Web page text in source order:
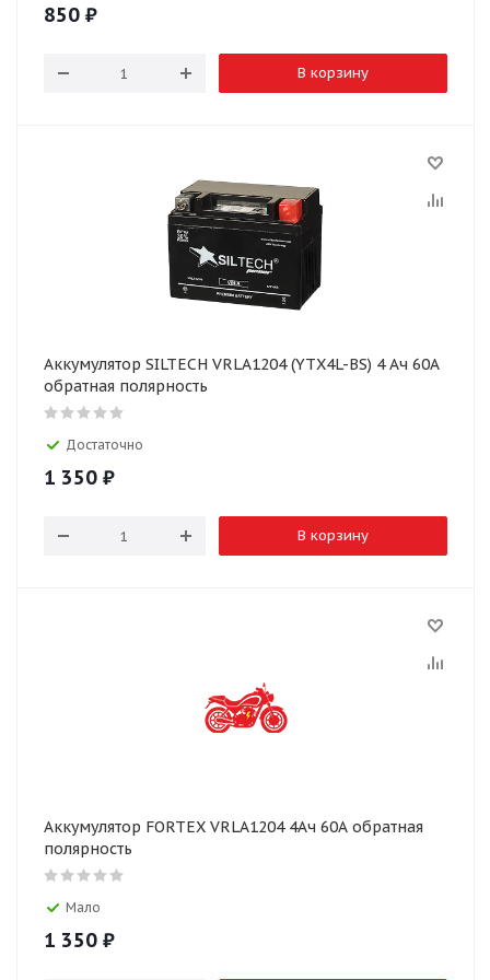
850 ₽
В корзину
Аккумулятор SILTECH VRLA1204 (YTX4L-BS) 4 Ач 60А
обратная полярность
Достаточно
1 350 ₽
В корзину
Аккумулятор FORTEX VRLA1204 4Ач 60А обратная
полярность
Мало
1 350 ₽